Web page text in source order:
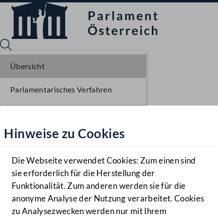
Hilfe
Benutzer
Navigationsmenü öffnen
MENÜ
Hinweise zu Cookies
Die Webseite verwendet Cookies: Zum einen sind
sie erforderlich für die Herstellung der
Funktionalität. Zum anderen werden sie für die
anonyme Analyse der Nutzung verarbeitet. Cookies
zu Analysezwecken werden nur mit Ihrem
Übersicht
Parlamentarisches Verfahren